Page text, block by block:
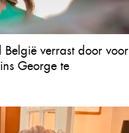
België verrast door voor
George te